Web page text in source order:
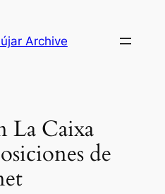
Archive
La Caixa
de